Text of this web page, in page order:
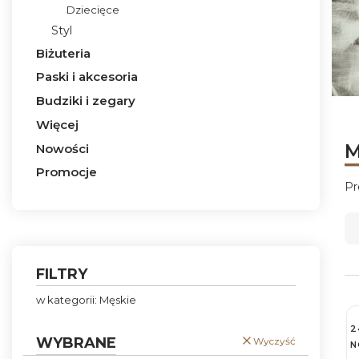
Dziecięce
Styl
Biżuteria
Paski i akcesoria
Budziki i zegary
Więcej
Nowości
Promocje
FILTRY
w kategorii: Męskie
WYBRANE Wyczyść